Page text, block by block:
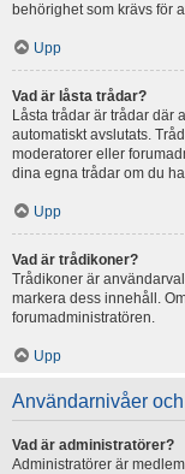
behörighet som krävs för
Upp
Vad är låsta trådar?
Låsta trådar är trådar där
automatiskt avslutats.
moderatorer eller
dina egna trådar om du
Upp
Vad är trådikoner?
Trådikoner är
markera dess innehåll.
forumadministratören.
Upp
Användarnivåer
Vad är administratörer?
Administratörer är